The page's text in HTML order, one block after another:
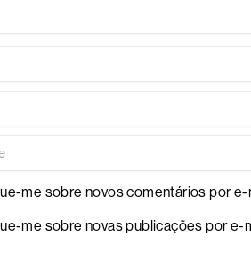
me sobre novos comentários por e-
me sobre novas publicações por e-